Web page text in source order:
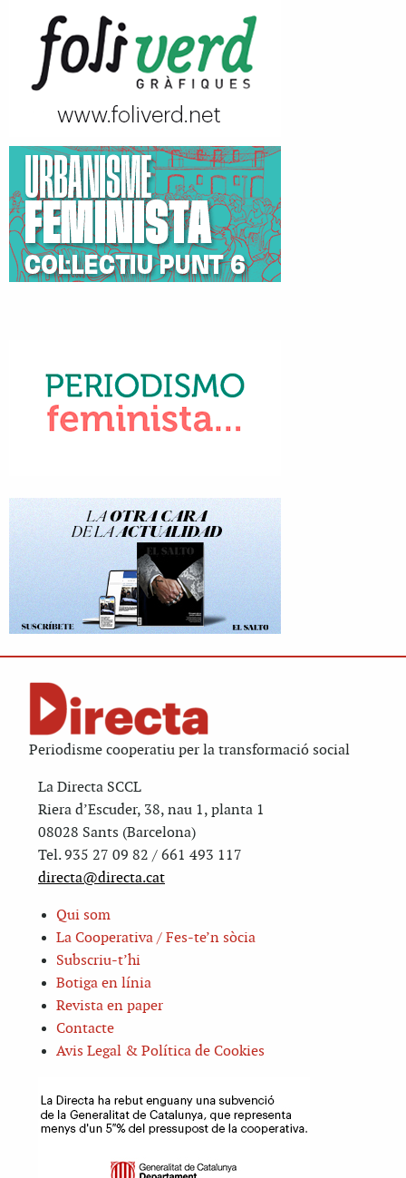
Periodisme cooperatiu per la transformació social
La Directa SCCL
Riera d’Escuder, 38, nau 1, planta 1
08028 Sants (Barcelona)
Tel. 935 27 09 82 / 661 493 117
directa@directa.cat
Qui som
La Cooperativa / Fes-te’n sòcia
Subscriu-t’hi
Botiga en línia
Revista en paper
Contacte
Avis Legal & Política de Cookies